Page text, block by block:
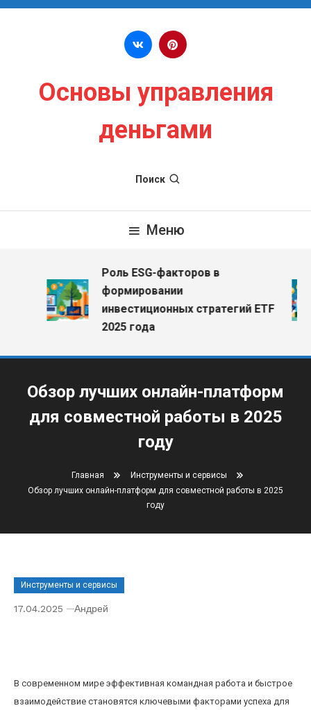
Перейти к содержимому
Основы управления
деньгами
Поиск
Меню
Роль ESG-факторов в
формировании
инвестиционных стратегий ETF
2025 года
Обзор лучших онлайн-платформ
для совместной работы в 2025
году
Главная
Инструменты и сервисы
Обзор лучших онлайн-платформ для совместной работы в 2025
году
Инструменты и сервисы
17.04.2025 Андрей
В современном мире эффективная командная работа и быстрое
взаимодействие становятся ключевыми факторами успеха для